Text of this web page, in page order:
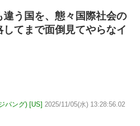
う国を、態々国際社会の
てまで面倒見てやらなイ
パング) [US] 2025/11/05(水) 13:28:56.02